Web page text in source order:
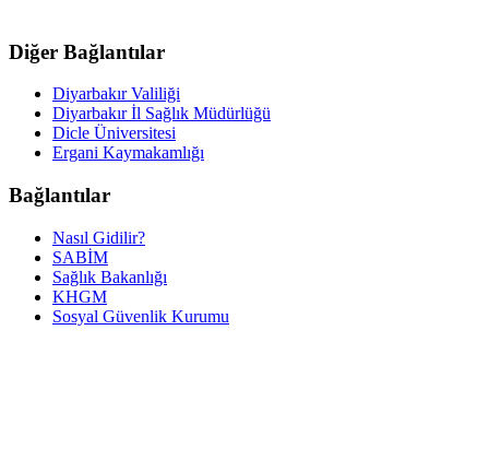
Diğer Bağlantılar
Diyarbakır Valiliği
Diyarbakır İl Sağlık Müdürlüğü
Dicle Üniversitesi
Ergani Kaymakamlığı
Bağlantılar
Nasıl Gidilir?
SABİM
Sağlık Bakanlığı
KHGM
Sosyal Güvenlik Kurumu